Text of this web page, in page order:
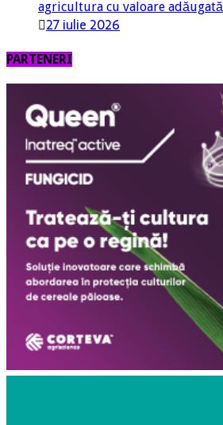
agricultura cu valoare adăugată
27 iulie 2026
PARTENERI